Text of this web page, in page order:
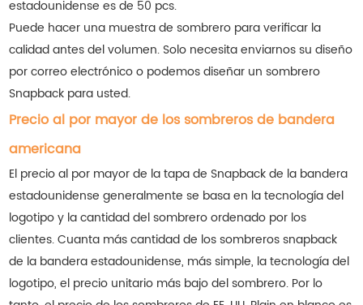
estadounidense es de 50 pcs.
Puede hacer una muestra de sombrero para verificar la
calidad antes del volumen. Solo necesita enviarnos su diseño
por correo electrónico o podemos diseñar un sombrero
Snapback para usted.
Precio al por mayor de los sombreros de bandera
americana
El precio al por mayor de la tapa de Snapback de la bandera
estadounidense generalmente se basa en la tecnología del
logotipo y la cantidad del sombrero ordenado por los
clientes. Cuanta más cantidad de los sombreros snapback
de la bandera estadounidense, más simple, la tecnología del
logotipo, el precio unitario más bajo del sombrero. Por lo